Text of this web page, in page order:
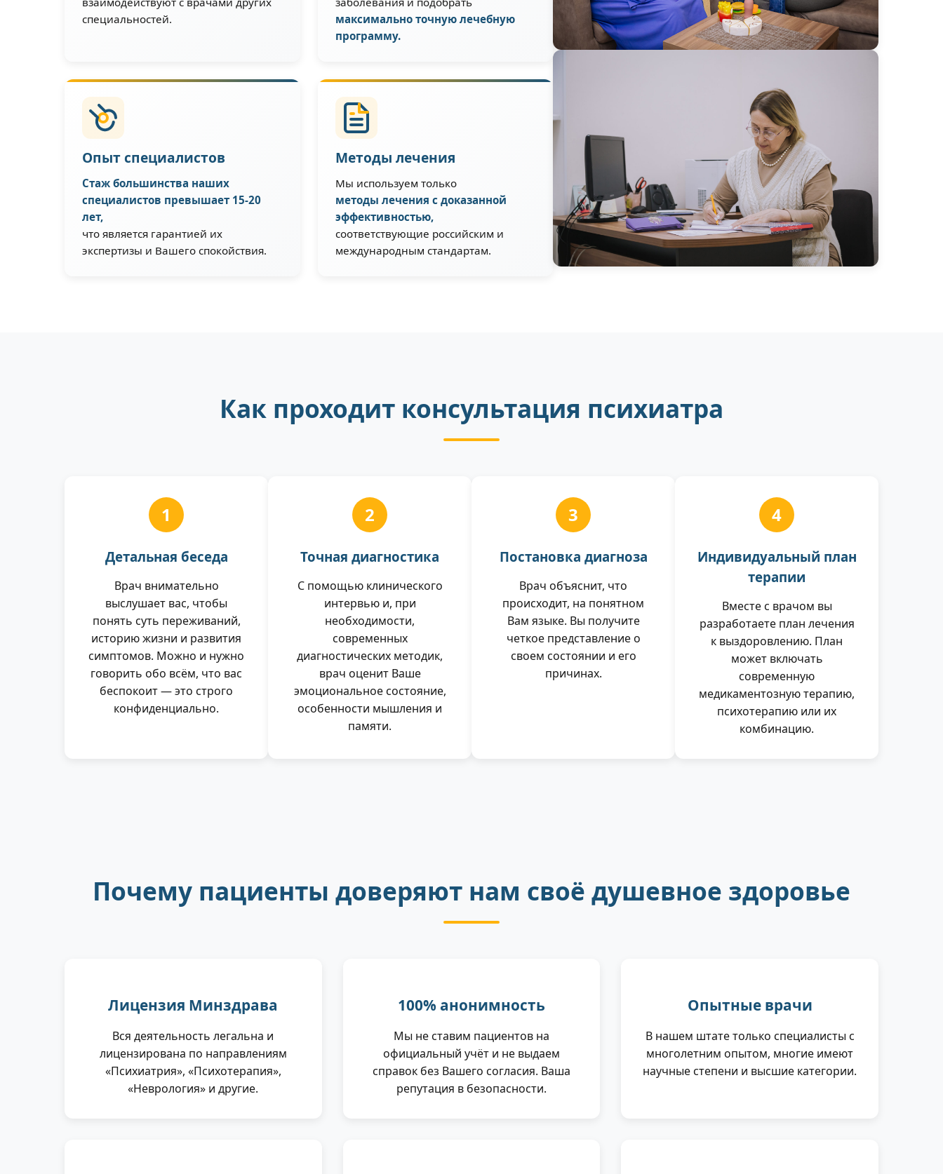
специальностей.
максимально точную лечебную
программу.
Опыт специалистов
Стаж большинства наших
специалистов превышает 15-20
лет,
что является гарантией их
экспертизы и Вашего спокойствия.
Методы лечения
Мы используем только
методы лечения с доказанной
эффективностью,
соответствующие российским и
международным стандартам.
Как проходит консультация психиатра
1
Детальная беседа
Врач внимательно
выслушает вас, чтобы
понять суть переживаний,
историю жизни и развития
симптомов. Можно и нужно
говорить обо всём, что вас
беспокоит — это строго
конфиденциально.
2
Точная диагностика
С помощью клинического
интервью и, при
необходимости,
современных
диагностических методик,
врач оценит Ваше
эмоциональное состояние,
особенности мышления и
памяти.
3
Постановка диагноза
Врач объяснит, что
происходит, на понятном
Вам языке. Вы получите
четкое представление о
своем состоянии и его
причинах.
4
Индивидуальный план
терапии
Вместе с врачом вы
разработаете план лечения
к выздоровлению. План
может включать
современную
медикаментозную терапию,
психотерапию или их
комбинацию.
Почему пациенты доверяют нам своё душевное здоровье
Лицензия Минздрава
Вся деятельность легальна и
лицензирована по направлениям
«Психиатрия», «Психотерапия»,
«Неврология» и другие.
100% анонимность
Мы не ставим пациентов на
официальный учёт и не выдаем
справок без Вашего согласия. Ваша
репутация в безопасности.
Опытные врачи
В нашем штате только специалисты с
многолетним опытом, многие имеют
научные степени и высшие категории.